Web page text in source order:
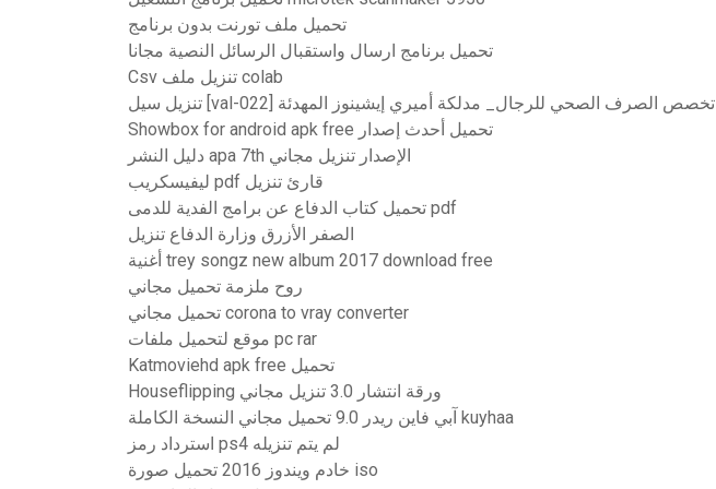
تحميل ملف تورنت بدون برنامج
تحميل برنامج ارسال واستقبال الرسائل النصية مجانا
Csv تنزيل ملف colab
تنزيل سيل [val-022] تخصص الصرف الصحي للرجال_ مدلكة أميري إيشينوز المهدئة
Showbox for android apk free تحميل أحدث إصدار
دليل النشر apa 7th الإصدار تنزيل مجاني
ليفيسكريب pdf قارئ تنزيل
تحميل كتاب الدفاع عن برامج الفدية للدمى pdf
الصفر الأزرق وزارة الدفاع تنزيل
أغنية trey songz new album 2017 download free
روح ملزمة تحميل مجاني
تحميل مجاني corona to vray converter
موقع لتحميل ملفات pc rar
Katmoviehd apk free تحميل
Houseflipping ورقة انتشار 3.0 تنزيل مجاني
آبي فاين ريدر 9.0 تحميل مجاني النسخة الكاملة kuyhaa
استرداد رمز ps4 لم يتم تنزيله
خادم ويندوز 2016 تحميل صورة iso